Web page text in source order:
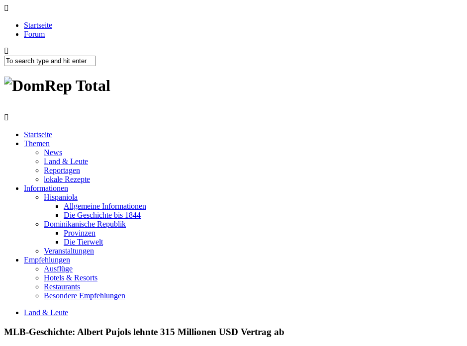
Startseite
Forum
Startseite
Themen
News
Land & Leute
Reportagen
lokale Rezepte
Informationen
Hispaniola
Allgemeine Informationen
Die Geschichte bis 1844
Dominikanische Republik
Provinzen
Die Tierwelt
Veranstaltungen
Empfehlungen
Ausflüge
Hotels & Resorts
Restaurants
Besondere Empfehlungen
Land & Leute
MLB-Geschichte: Albert Pujols lehnte 315 Millionen USD Vertrag ab